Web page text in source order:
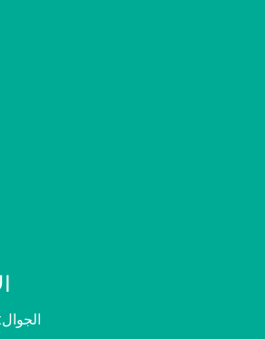
الجوال: + 86-